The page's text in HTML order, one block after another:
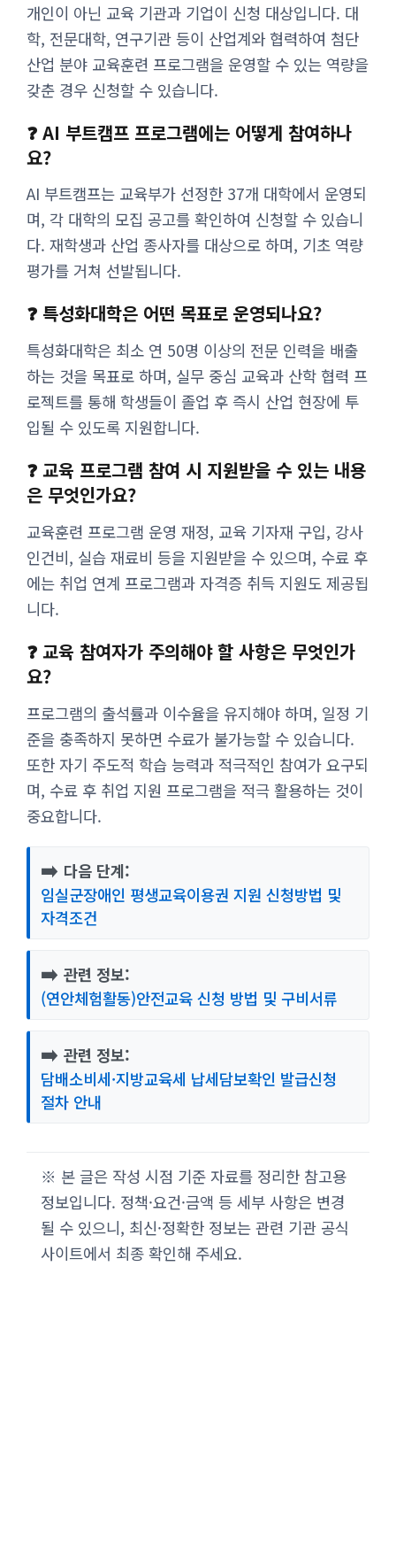
개인이 아닌 교육 기관과 기업이 신청 대상입니다. 대
학, 전문대학, 연구기관 등이 산업계와 협력하여 첨단
산업 분야 교육훈련 프로그램을 운영할 수 있는 역량을
갖춘 경우 신청할 수 있습니다.
❓ AI 부트캠프 프로그램에는 어떻게 참여하나
요?
AI 부트캠프는 교육부가 선정한 37개 대학에서 운영되
며, 각 대학의 모집 공고를 확인하여 신청할 수 있습니
다. 재학생과 산업 종사자를 대상으로 하며, 기초 역량
평가를 거쳐 선발됩니다.
❓ 특성화대학은 어떤 목표로 운영되나요?
특성화대학은 최소 연 50명 이상의 전문 인력을 배출
하는 것을 목표로 하며, 실무 중심 교육과 산학 협력 프
로젝트를 통해 학생들이 졸업 후 즉시 산업 현장에 투
입될 수 있도록 지원합니다.
❓ 교육 프로그램 참여 시 지원받을 수 있는 내용
은 무엇인가요?
교육훈련 프로그램 운영 재정, 교육 기자재 구입, 강사
인건비, 실습 재료비 등을 지원받을 수 있으며, 수료 후
에는 취업 연계 프로그램과 자격증 취득 지원도 제공됩
니다.
❓ 교육 참여자가 주의해야 할 사항은 무엇인가
요?
프로그램의 출석률과 이수율을 유지해야 하며, 일정 기
준을 충족하지 못하면 수료가 불가능할 수 있습니다.
또한 자기 주도적 학습 능력과 적극적인 참여가 요구되
며, 수료 후 취업 지원 프로그램을 적극 활용하는 것이
중요합니다.
➡️ 다음 단계:
임실군장애인 평생교육이용권 지원 신청방법 및
자격조건
➡️ 관련 정보:
(연안체험활동)안전교육 신청 방법 및 구비서류
➡️ 관련 정보:
담배소비세·지방교육세 납세담보확인 발급신청
절차 안내
※ 본 글은 작성 시점 기준 자료를 정리한 참고용
정보입니다. 정책·요건·금액 등 세부 사항은 변경
될 수 있으니, 최신·정확한 정보는 관련 기관 공식
사이트에서 최종 확인해 주세요.